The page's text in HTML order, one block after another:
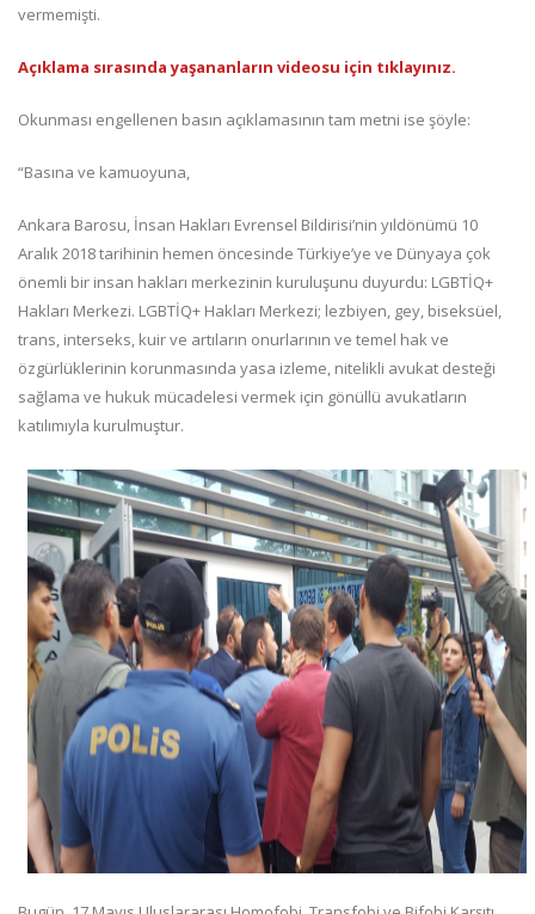
vermemişti.
Açıklama sırasında yaşananların videosu için tıklayınız.
Okunması engellenen basın açıklamasının tam metni ise şöyle:
“Basına ve kamuoyuna,
Ankara Barosu, İnsan Hakları Evrensel Bildirisi’nin yıldönümü 10
Aralık 2018 tarihinin hemen öncesinde Türkiye’ye ve Dünyaya çok
önemli bir insan hakları merkezinin kuruluşunu duyurdu: LGBTİQ+
Hakları Merkezi. LGBTİQ+ Hakları Merkezi; lezbiyen, gey, biseksüel,
trans, interseks, kuir ve artıların onurlarının ve temel hak ve
özgürlüklerinin korunmasında yasa izleme, nitelikli avukat desteği
sağlama ve hukuk mücadelesi vermek için gönüllü avukatların
katılımıyla kurulmuştur.